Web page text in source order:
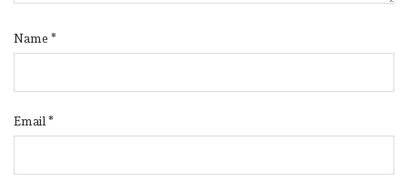
Name *
Email*